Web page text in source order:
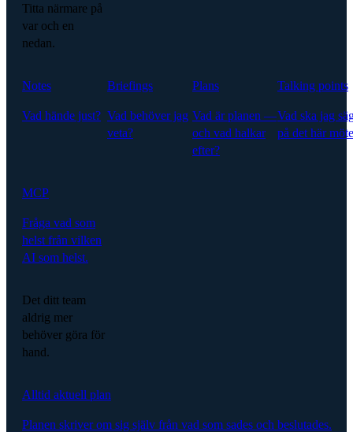
Titta närmare på
var och en
nedan.
Notes
Vad hände just?
Briefings
Vad behöver jag
veta?
Plans
Vad är planen —
och vad halkar
efter?
Talking points
Vad ska jag
på det här
MCP
Fråga vad som
helst från vilken
AI som helst.
Det ditt team
aldrig mer
behöver göra för
hand.
Alltid aktuell plan
Planen skriver om sig själv från vad som sades och beslutades.